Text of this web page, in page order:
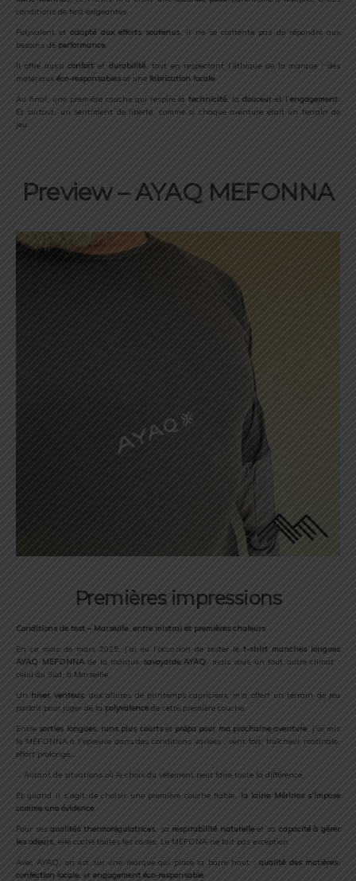
conditions de test exigeantes.
Polyvalent etadapté aux efforts soutenus, il ne se contente pas de répondre aux
besoins de performance.
Il offre aussiconfort et durabilité, tout en respectant l’éthique de la marque : des
matériaux éco-responsables et une fabrication locale.
Au final, une première couche qui respire latechnicité, ladouceur et l’engagement.
Et surtout, un sentiment de liberté, comme si chaque aventure était un terrain de
jeu.
Preview – AYAQ MEFONNA
Premières impressions
Conditions de test – Marseille, entre mistral et premières chaleurs
En ce mois de mars 2025, j’ai eu l’occasion de tester le t-shirt manches longues
AYAQ MEFONNAde la marque savoyarde AYAQ , mais sous un tout autre climat :
celui du Sud, à Marseille.
Un hiver venteux, aux allures de printemps capricieux, m’a offert un terrain de jeu
parfait pour juger de la polyvalence de cette première couche.
Entre sorties longues, runs plus courtset prépa pour ma prochaine aventure , j’ai mis
le MEFONNA à l’épreuve dans des conditions variées : vent fort, fraîcheur matinale,
effort prolongé…
… Autant de situations où le choix du vêtement peut faire toute la différence.
Et quand il s’agit de choisir une première couche fiable, la laine Mérinos s’impose
comme une évidence.
Pour ses qualités thermorégulatrices, sa respirabilité naturelleet sa capacité à gérer
les odeurs, elle coche toutes les cases. Le MEFONA ne fait pas exception.
Avec AYAQ, on est sur une marque qui place la barre haut :qualité des matières,
confection locale, et engagement éco-responsable.